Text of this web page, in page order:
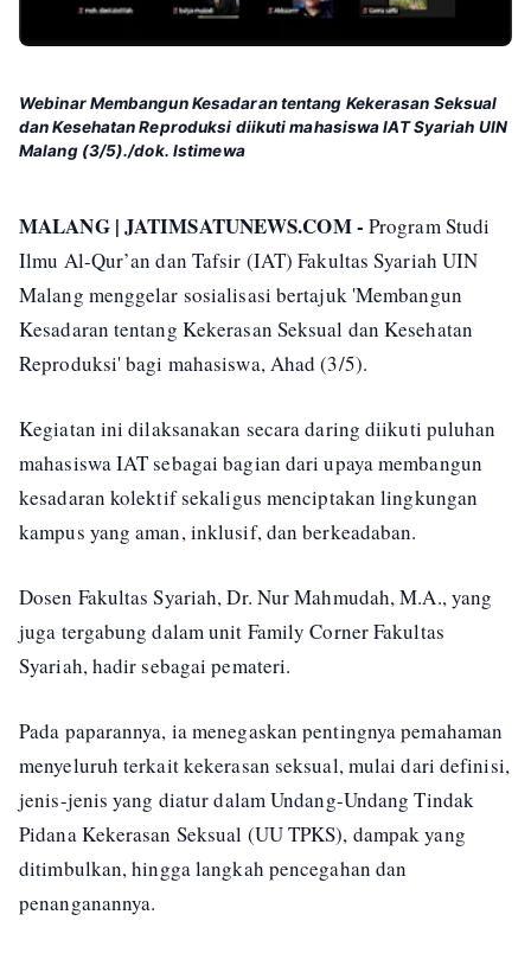
Webinar Membangun Kesadaran tentang Kekerasan Seksual
dan Kesehatan Reproduksi diikuti mahasiswa IAT Syariah UIN
Malang (3/5)./dok. Istimewa
MALANG | JATIMSATUNEWS.COM - Program Studi
Ilmu Al-Qur’an dan Tafsir (IAT) Fakultas Syariah UIN
Malang menggelar sosialisasi bertajuk 'Membangun
Kesadaran tentang Kekerasan Seksual dan Kesehatan
Reproduksi' bagi mahasiswa, Ahad (3/5).
Kegiatan ini dilaksanakan secara daring diikuti puluhan
mahasiswa IAT sebagai bagian dari upaya membangun
kesadaran kolektif sekaligus menciptakan lingkungan
kampus yang aman, inklusif, dan berkeadaban.
Dosen Fakultas Syariah, Dr. Nur Mahmudah, M.A., yang
juga tergabung dalam unit Family Corner Fakultas
Syariah, hadir sebagai pemateri.
Pada paparannya, ia menegaskan pentingnya pemahaman
menyeluruh terkait kekerasan seksual, mulai dari definisi,
jenis-jenis yang diatur dalam Undang-Undang Tindak
Pidana Kekerasan Seksual (UU TPKS), dampak yang
ditimbulkan, hingga langkah pencegahan dan
penanganannya.